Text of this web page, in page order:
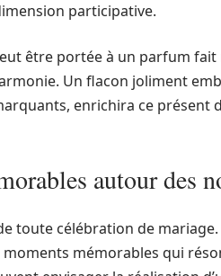
participative.
être portée à un parfum fait
Un flacon joliment
enrichira ce présent
autour des
toute célébration de mariage.
mémorables qui